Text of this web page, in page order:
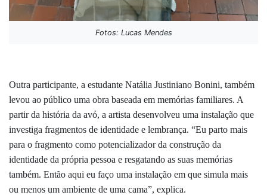
Fotos: Lucas Mendes
Outra participante, a estudante Natália Justiniano Bonini, também
levou ao público uma obra baseada em memórias familiares. A
partir da história da avó, a artista desenvolveu uma instalação que
investiga fragmentos de identidade e lembrança. “Eu parto mais
para o fragmento como potencializador da construção da
identidade da própria pessoa e resgatando as suas memórias
também. Então aqui eu faço uma instalação em que simula mais
ou menos um ambiente de uma cama”, explica.